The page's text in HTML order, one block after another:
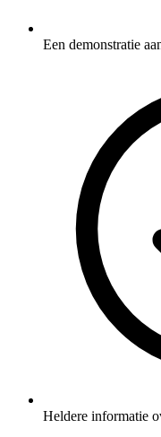
Een demonstratie
Heldere informatie